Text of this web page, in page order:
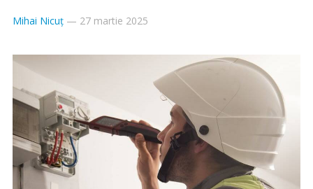
Mihai Nicuț— 27 martie 2025